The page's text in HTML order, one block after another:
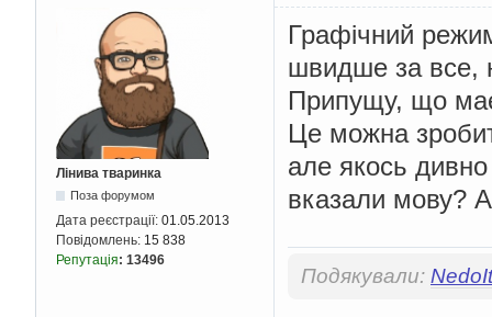
Лінива тваринка
Поза форумом
Дата реєстрації: 01.05.2013
Повідомлень: 15 838
Репутація: 13496
Графічний
швидше за все,
Припущу, що
Це можна
але якось
вказали мову?
Подякували: